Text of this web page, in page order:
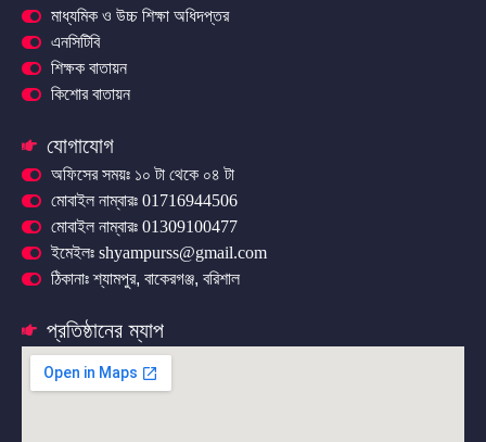
মাধ্যমিক ও উচ্চ শিক্ষা অধিদপ্তর
এনসিটিবি
শিক্ষক বাতায়ন
কিশোর বাতায়ন
যোগাযোগ
অফিসের সময়ঃ ১০ টা থেকে ০৪ টা
মোবাইল নাম্বারঃ 01716944506
মোবাইল নাম্বারঃ 01309100477
ইমেইলঃ shyampurss@gmail.com
ঠিকানাঃ শ্যামপুর, বাকেরগঞ্জ, বরিশাল
প্রতিষ্ঠানের ম্যাপ